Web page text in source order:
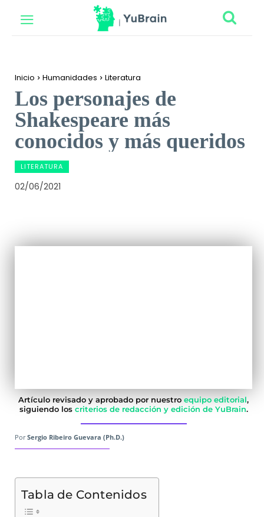
Inicio Humanidades Literatura
Los personajes de
Shakespeare más
conocidos y más queridos
LITERATURA
02/06/2021
Artículo revisado y aprobado por nuestro equipo editorial,
siguiendo los criterios de redacción y edición de YuBrain.
Por Sergio Ribeiro Guevara (Ph.D.)
Tabla de Contenidos